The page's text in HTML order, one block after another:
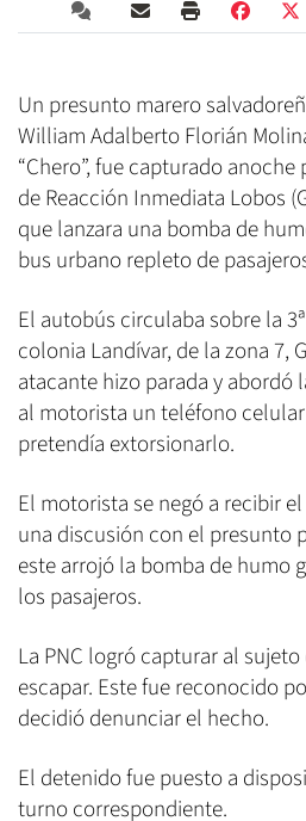
Un presunto marero
William Adalberto Florián
“Chero”, fue capturado
de Reacción Inmediata Lobos
que lanzara una bomba de
bus urbano repleto de
El autobús circulaba sobre la
colonia Landívar, de la zona 7,
atacante hizo parada y abordó
al motorista un teléfono
pretendía extorsionarlo.
El motorista se negó a recibir
una discusión con el presunto
este arrojó la bomba de humo
los pasajeros.
La PNC logró capturar al
escapar. Este fue reconocido
decidió denunciar el hecho.
El detenido fue puesto a
turno correspondiente.